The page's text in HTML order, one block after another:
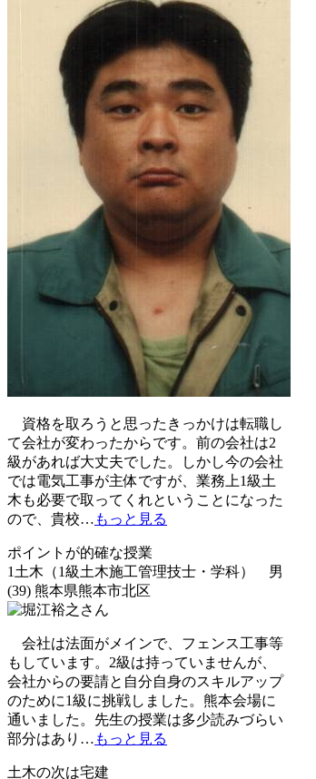
資格を取ろうと思ったきっかけは転職し
て会社が変わったからです。前の会社は2
級があれば大丈夫でした。しかし今の会社
では電気工事が主体ですが、業務上1級土
木も必要で取ってくれということになった
ので、貴校… もっと見る
ポイントが的確な授業
1土木（1級土木施工管理技士・学科） 男
(39) 熊本県熊本市北区
会社は法面がメインで、フェンス工事等
もしています。2級は持っていませんが、
会社からの要請と自分自身のスキルアップ
のために1級に挑戦しました。熊本会場に
通いました。先生の授業は多少読みづらい
部分はあり … もっと見る
土木の次は宅建